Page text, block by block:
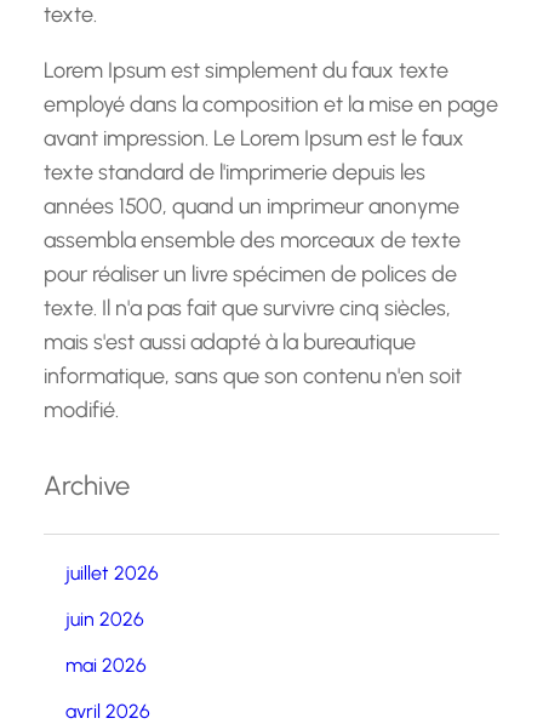
texte.
Lorem Ipsum est simplement du faux texte
employé dans la composition et la mise en page
avant impression. Le Lorem Ipsum est le faux
texte standard de l'imprimerie depuis les
années 1500, quand un imprimeur anonyme
assembla ensemble des morceaux de texte
pour réaliser un livre spécimen de polices de
texte. Il n'a pas fait que survivre cinq siècles,
mais s'est aussi adapté à la bureautique
informatique, sans que son contenu n'en soit
modifié.
Archive
juillet 2026
juin 2026
mai 2026
avril 2026